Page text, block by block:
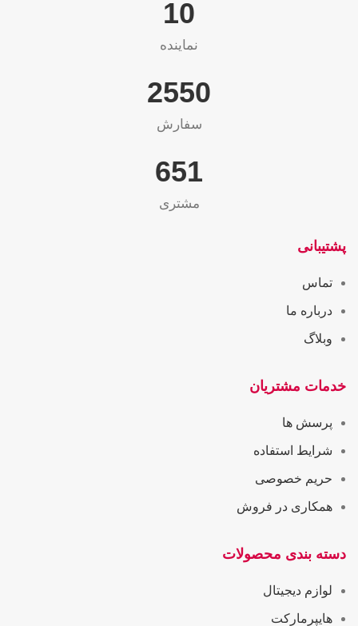
10
نماینده
2565
سفارش
655
مشتری
پشتیبانی
تماس
درباره ما
وبلاگ
خدمات مشتریان
پرسش ها
شرایط استفاده
حریم خصوصی
همکاری در فروش
دسته بندی محصولات
لوازم دیجیتال
هایپرمارکت